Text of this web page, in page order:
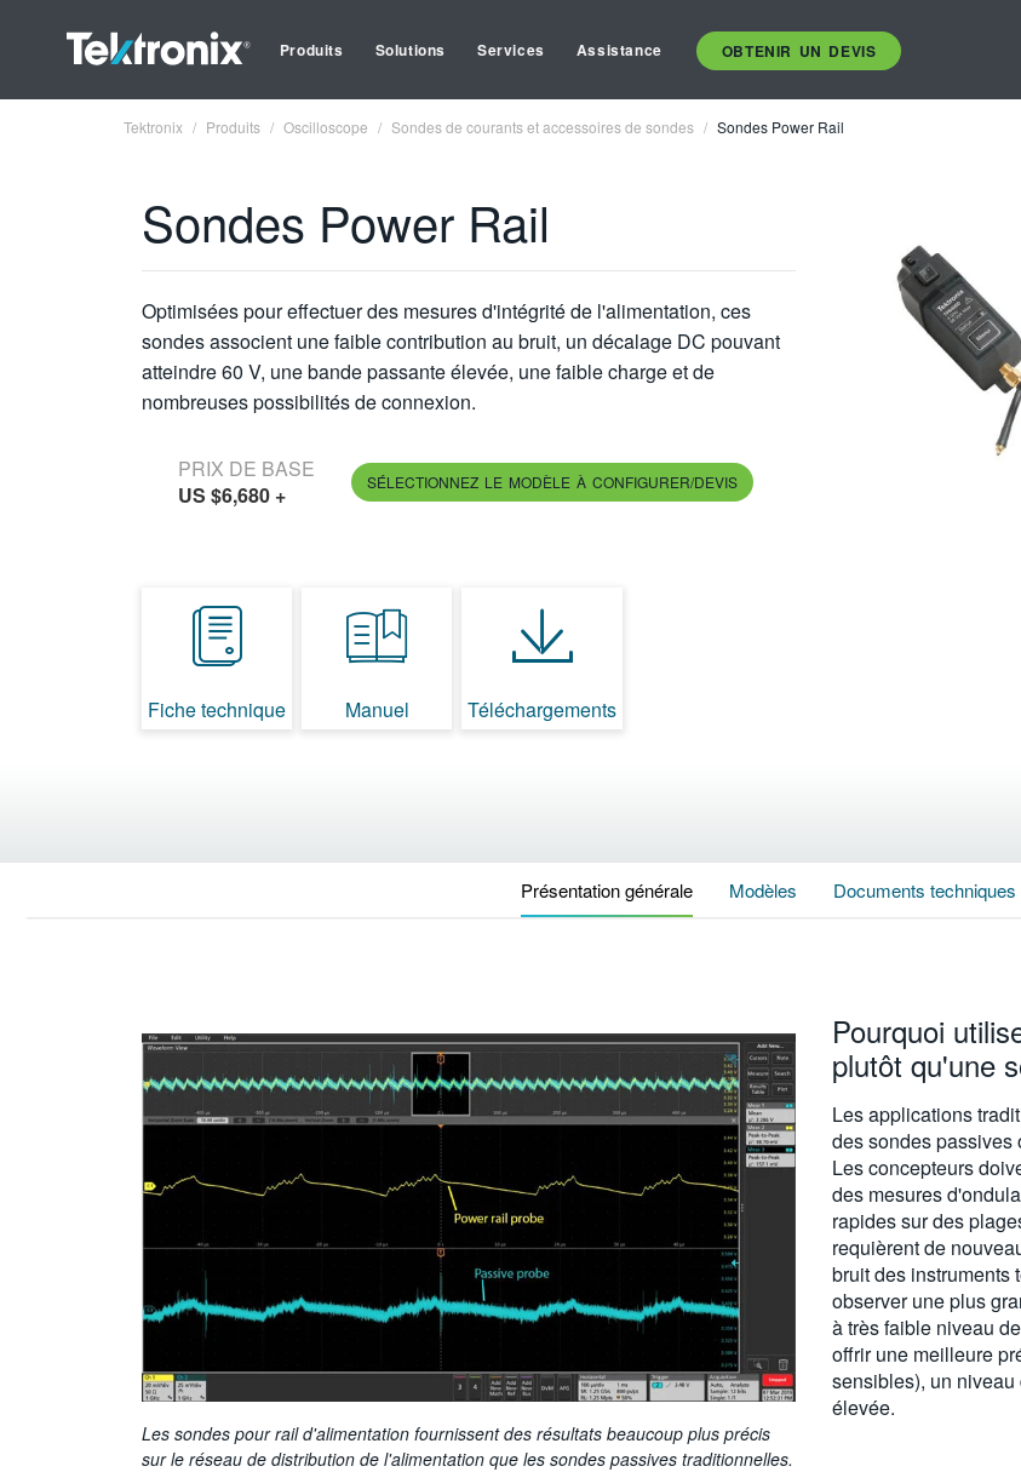
Produits Solutions Services Assistance OBTENIR UN DEVIS
Tektronix Produits Oscilloscope Sondes de courants et accessoires de sondes Sondes Power Rail
Sondes Power Rail
Optimisées pour effectuer des mesures d'intégrité de l'alimentation, ces
sondes associent une faible contribution au bruit, un décalage DC pouvant
atteindre 60 V, une bande passante élevée, une faible charge et de
nombreuses possibilités de connexion.
PRIX DE BASE
US $6,680 + SÉLECTIONNEZ LE MODÈLE À CONFIGURER/DEVIS
Fiche technique Manuel Téléchargements
Présentation générale Modèles Documents techniques
Pourquoi
plutôt qu'une
Les sondes pour rail d'alimentation fournissent des résultats beaucoup plus précis
sur le réseau de distribution de l'alimentation que les sondes passives traditionnelles.
Les applications
des sondes passives
Les concepteurs
des mesures
rapides sur des
requièrent de
bruit des instruments
observer une plus
à très faible niveau
offrir une meilleure
sensibles), un
élevée.